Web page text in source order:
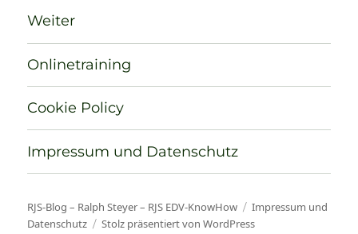
Weiter
Onlinetraining
Cookie Policy
Impressum und Datenschutz
RJS-Blog – Ralph Steyer – RJS EDV-KnowHow
Impressum und
Datenschutz
Stolz präsentiert von WordPress